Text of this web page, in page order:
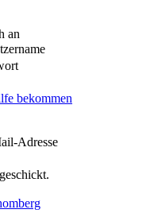
an
bekommen
Adresse